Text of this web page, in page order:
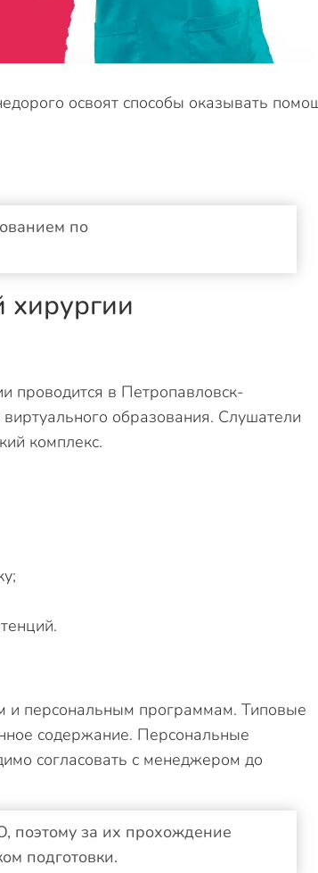
освоят способы оказывать
по
хирургии
проводится в Петропавловск-
образования. Слушатели
комплекс.
и персональным программам. Типовые
содержание. Персональные
согласовать с менеджером до
за их прохождение
подготовки.